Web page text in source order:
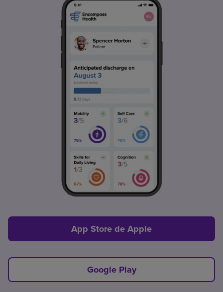
App Store de Apple
Google Play